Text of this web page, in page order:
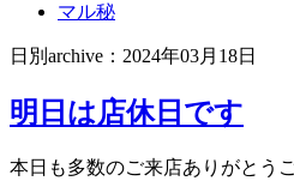
マル秘
日別archive：2024年03月18日
明日は店休日です
本日も多数のご来店ありがとう